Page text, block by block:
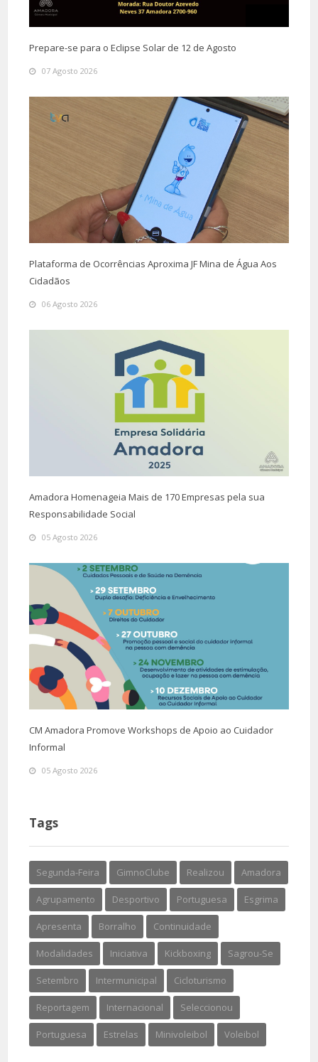
Prepare-se para o Eclipse Solar de 12 de Agosto
07 Agosto 2026
Plataforma de Ocorrências Aproxima JF Mina de Água Aos
Cidadãos
06 Agosto 2026
Amadora Homenageia Mais de 170 Empresas pela sua
Responsabilidade Social
05 Agosto 2026
CM Amadora Promove Workshops de Apoio ao Cuidador
Informal
05 Agosto 2026
Tags
Segunda-Feira GimnoClube Realizou Amadora
Agrupamento Desportivo Portuguesa Esgrima
Apresenta Borralho Continuidade
Modalidades Iniciativa Kickboxing Sagrou-Se
Setembro Intermunicipal Cicloturismo
Reportagem Internacional Seleccionou
Portuguesa Estrelas Minivoleibol Voleibol